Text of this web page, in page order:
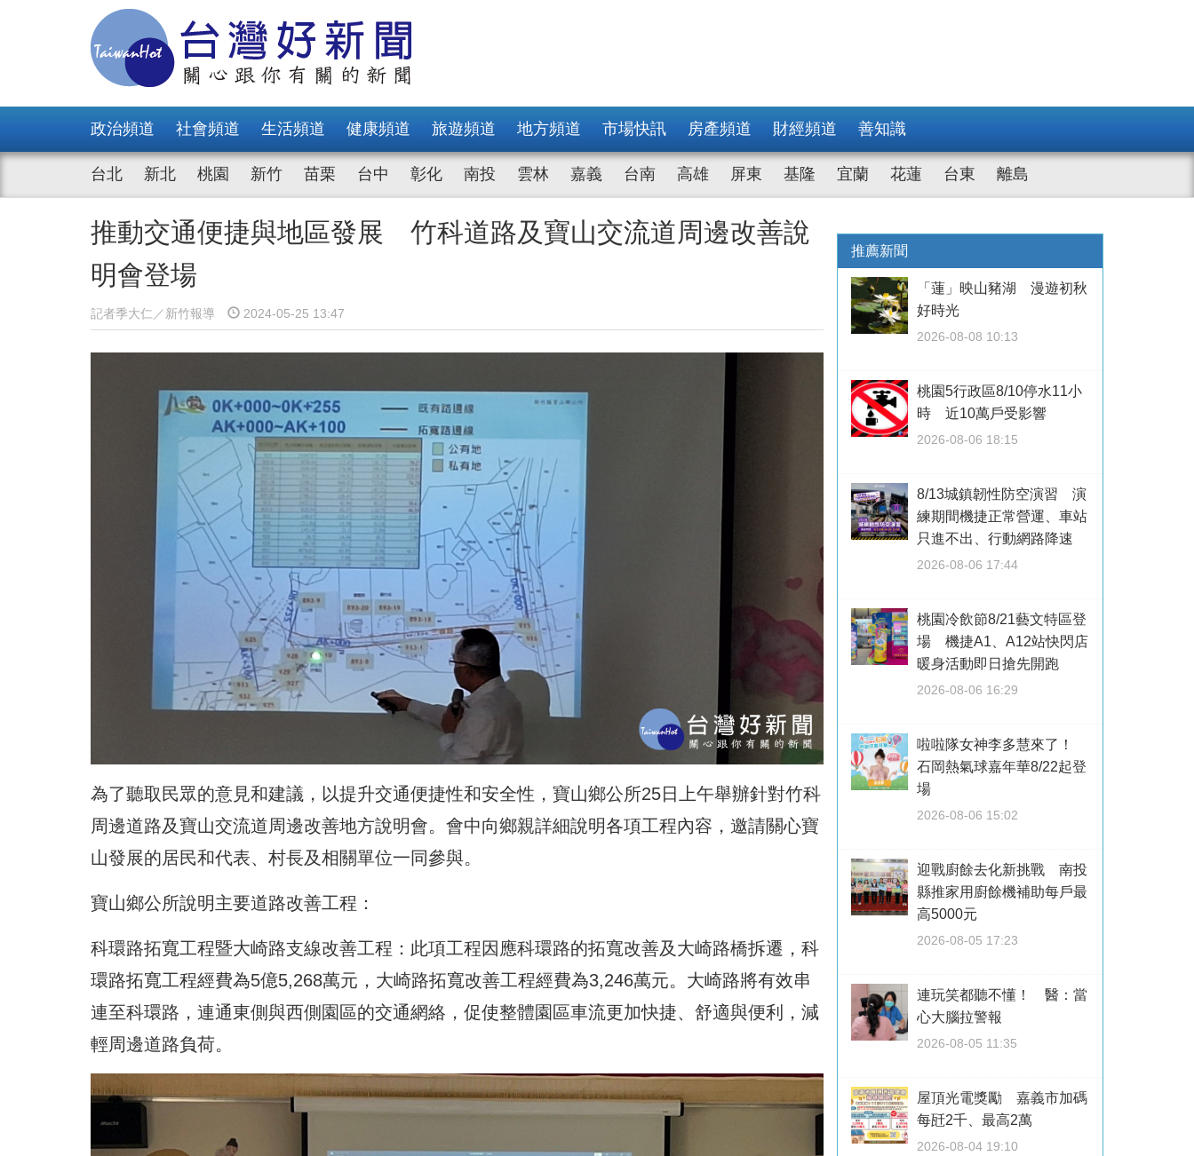
政治頻道 社會頻道 生活頻道 健康頻道 旅遊頻道 地方頻道 市場快訊 房產頻道 財經頻道 善知識
台北 新北 桃園 新竹 苗栗 台中 彰化 南投 雲林 嘉義 台南 高雄 屏東 基隆 宜蘭 花蓮 台東 離島
推動交通便捷與地區發展 竹科道路及寶山交流道周邊改善說
明會登場
記者季大仁／新竹報導 2024-05-25 13:47
為了聽取民眾的意見和建議，以提升交通便捷性和安全性，寶山鄉公所25日上午舉辦針對竹科
周邊道路及寶山交流道周邊改善地方說明會。會中向鄉親詳細說明各項工程內容，邀請關心寶
山發展的居民和代表、村長及相關單位一同參與。
寶山鄉公所說明主要道路改善工程：
科環路拓寬工程暨大崎路支線改善工程：此項工程因應科環路的拓寬改善及大崎路橋拆遷，科
環路拓寬工程經費為5億5,268萬元，大崎路拓寬改善工程經費為3,246萬元。大崎路將有效串
連至科環路，連通東側與西側園區的交通網絡，促使整體園區車流更加快捷、舒適與便利，減
輕周邊道路負荷。
推薦新聞
「蓮」映山豬湖 漫遊初秋
好時光
2026-08-08 10:13
桃園5行政區8/10停水11小
時 近10萬戶受影響
2026-08-06 18:15
8/13城鎮韌性防空演習 演
練期間機捷正常營運、車站
只進不出、行動網路降速
2026-08-06 17:44
桃園冷飲節8/21藝文特區登
場 機捷A1、A12站快閃店
暖身活動即日搶先開跑
2026-08-06 16:29
啦啦隊女神李多慧來了！
石岡熱氣球嘉年華8/22起登
場
2026-08-06 15:02
迎戰廚餘去化新挑戰 南投
縣推家用廚餘機補助每戶最
高5000元
2026-08-05 17:23
連玩笑都聽不懂！ 醫：當
心大腦拉警報
2026-08-05 11:35
屋頂光電獎勵 嘉義市加碼
每瓩2千、最高2萬
2026-08-04 19:10